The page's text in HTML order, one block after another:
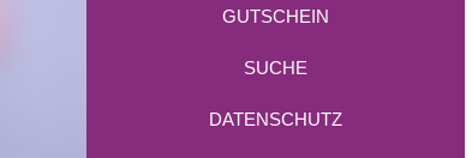
GUTSCHEIN
SUCHE
DATENSCHUTZ